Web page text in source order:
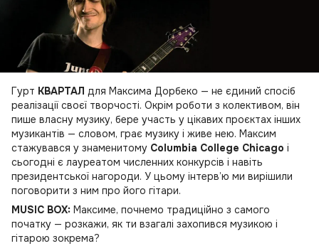
Гурт КВАРТАЛ для Максима Дорбеко — не єдиний спосіб
реалізації своєї творчості. Окрім роботи з колективом, він
пише власну музику, бере участь у цікавих проєктах інших
музикантів — словом, грає музику і живе нею. Максим
стажувався у знаменитому Columbia College Chicago і
сьогодні є лауреатом численних конкурсів і навіть
президентської нагороди. У цьому інтерв’ю ми вирішили
поговорити з ним про його гітари.
MUSIC BOX: Максиме, почнемо традиційно з самого
початку — розкажи, як ти взагалі захопився музикою і
гітарою зокрема?